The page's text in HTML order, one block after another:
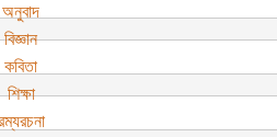
অনুবাদ
বিজ্ঞান
কবিতা
শিক্ষা